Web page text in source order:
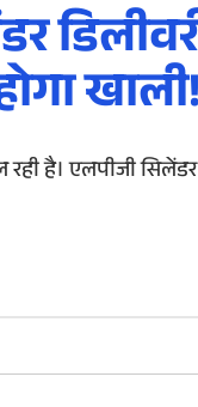
खाली!
है। एलपीजी सिलेंडर